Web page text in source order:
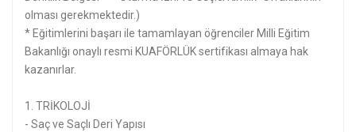
olması gerekmektedir.)
* Eğitimlerini başarı ile tamamlayan öğrenciler Milli Eğitim
Bakanlığı onaylı resmi KUAFÖRLÜK sertifikası almaya hak
kazanırlar.
1. TRİKOLOJİ
- Saç ve Saçlı Deri Yapısı